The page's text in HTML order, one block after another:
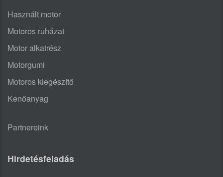
Használt motor
Motoros ruházat
Motor alkatrész
Motorgumi
Motoros kiegészítő
Kenőanyag
Partnereink
Hirdetésfeladás